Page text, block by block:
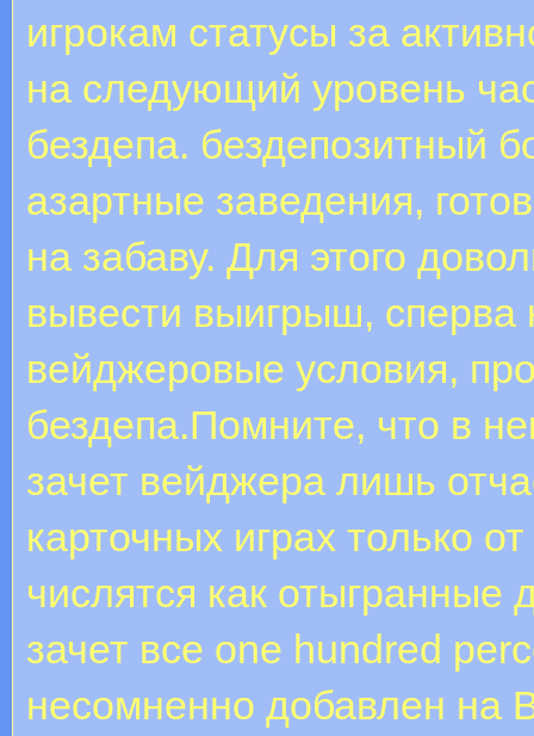
игрокам статусы за
на следующий уровень
бездепа. бездепозитный
азартные заведения,
на забаву. Для этого
вывести выигрыш,
вейджеровые условия,
бездепа.Помните, что в
зачет вейджера лишь
карточных играх только
числятся как отыгранные
зачет все one hundred
несомненно добавлен на